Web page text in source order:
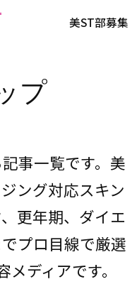
美ST部募集
プ
事一覧です。美
ング対応スキン
更年期、ダイエ
プロ目線で厳選
ディアです。